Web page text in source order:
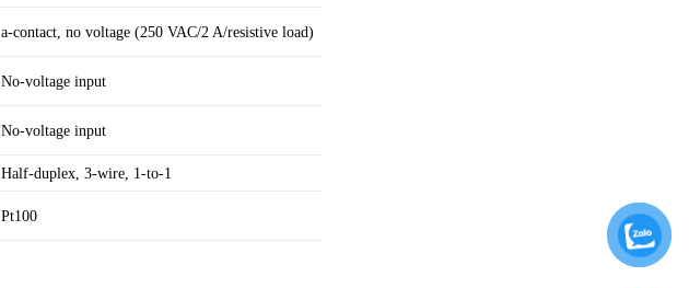
a-contact, no voltage (250 VAC/2 A/resistive load)
No-voltage input
No-voltage input
Half-duplex, 3-wire, 1-to-1
Pt100